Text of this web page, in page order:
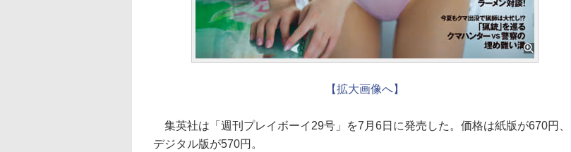
【拡大画像へ】
集英社は「週刊プレイボーイ29号」を7月6日に発売した。価格は紙版が670円、
デジタル版が570円。